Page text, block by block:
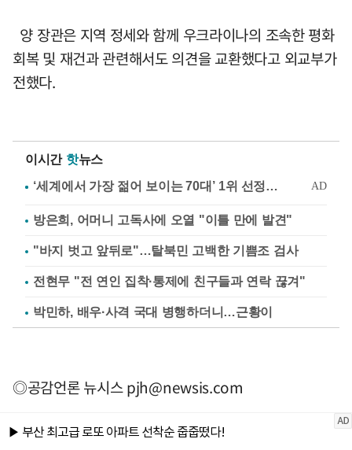
양 장관은 지역 정세와 함께 우크라이나의 조속한 평화
회복 및 재건과 관련해서도 의견을 교환했다고 외교부가
전했다.
이시간 핫뉴스
방은희, 어머니 고독사에 오열 "이틀 만에 발견"
"바지 벗고 앞뒤로"…탈북민 고백한 기쁨조 검사
전현무 "전 연인 집착·통제에 친구들과 연락 끊겨"
박민하, 배우·사격 국대 병행하더니…근황이
◎공감언론 뉴시스pjh@newsis.com